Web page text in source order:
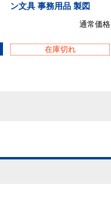
ン文具 事務用品 製図
通常価格
在庫切れ